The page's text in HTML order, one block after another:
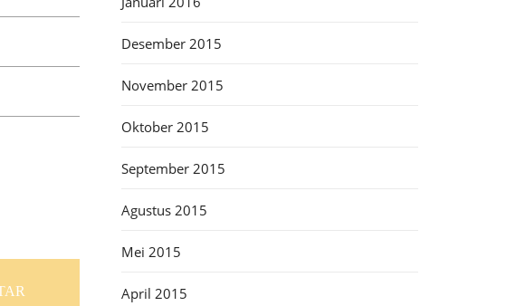
Desember 2015
November 2015
Oktober 2015
September 2015
Agustus 2015
Mei 2015
April 2015